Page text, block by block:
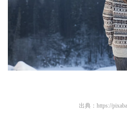
出典： https://